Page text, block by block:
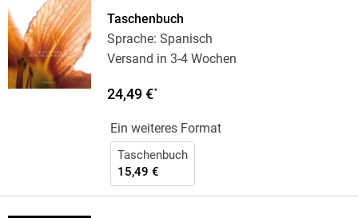
Taschenbuch
Sprache: Spanisch
Versand in 3-4 Wochen
24,49 €*
Ein weiteres Format
Taschenbuch
15,49 €